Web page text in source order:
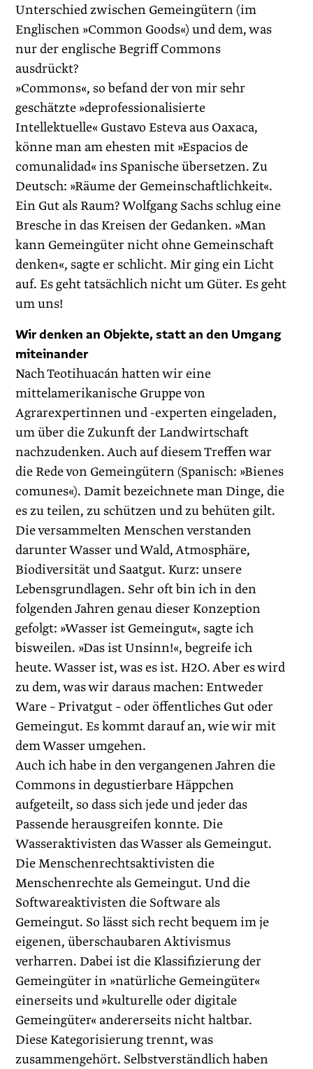
Unterschied zwischen Gemeingütern (im
Englischen »Common Goods«) und dem, was
nur der englische Begriff Commons
ausdrückt?
»Commons«, so befand der von mir sehr
geschätzte »deprofessionalisierte
Intellektuelle« Gustavo Esteva aus Oaxaca,
könne man am ehesten mit »Espacios de
comunalidad« ins Spanische übersetzen. Zu
Deutsch: »Räume der Gemeinschaftlichkeit«.
Ein Gut als Raum? Wolfgang Sachs schlug eine
Bresche in das Kreisen der Gedanken. »Man
kann Gemeingüter nicht ohne Gemeinschaft
denken«, sagte er schlicht. Mir ging ein Licht
auf. Es geht tatsächlich nicht um Güter. Es geht
um uns!
Wir denken an Objekte, statt an den Umgang
miteinander
Nach Teotihuacán hatten wir eine
mittelamerikanische Gruppe von
Agrarexpertinnen und -experten eingeladen,
um über die Zukunft der Landwirtschaft
nachzudenken. Auch auf diesem Treffen war
die Rede von Gemeingütern (Spanisch: »Bienes
comunes«). Damit bezeichnete man Dinge, die
es zu teilen, zu schützen und zu behüten gilt.
Die versammelten Menschen verstanden
darunter Wasser und Wald, Atmosphäre,
Biodiversität und Saatgut. Kurz: unsere
Lebensgrundlagen. Sehr oft bin ich in den
folgenden Jahren genau dieser Konzeption
gefolgt: »Wasser ist Gemeingut«, sagte ich
bisweilen. »Das ist Unsinn!«, begreife ich
heute. Wasser ist, was es ist. H2O. Aber es wird
zu dem, was wir daraus machen: Entweder
Ware – Privatgut – oder öffentliches Gut oder
Gemeingut. Es kommt darauf an, wie wir mit
dem Wasser umgehen.
Auch ich habe in den vergangenen Jahren die
Commons in degustierbare Häppchen
aufgeteilt, so dass sich jede und jeder das
Passende herausgreifen konnte. Die
Wasseraktivisten das Wasser als Gemeingut.
Die Menschenrechtsaktivisten die
Menschenrechte als Gemeingut. Und die
Softwareaktivisten die Software als
Gemeingut. So lässt sich recht bequem im je
eigenen, überschaubaren Aktivismus
verharren. Dabei ist die Klassifizierung der
Gemeingüter in »natürliche Gemeingüter«
einerseits und »kulturelle oder digitale
Gemeingüter« andererseits nicht haltbar.
Diese Kategorisierung trennt, was
zusammengehört. Selbstverständlich haben